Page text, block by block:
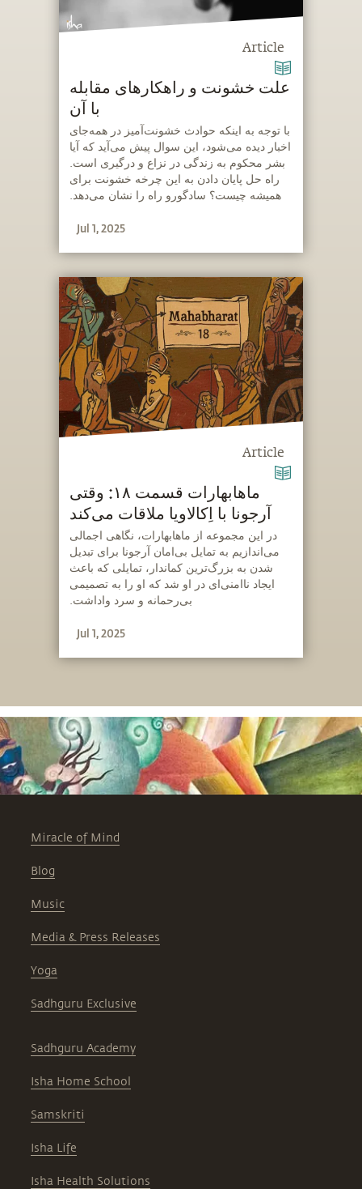
Article
علت خشونت و راهکارهای مقابله
با آن
‫با توجه به اینکه حوادث خشونت‌آمیز در همه‌جای
اخبار دیده می‌شود، این سوال پیش می‌آید که آیا
بشر محکوم به زندگی در نزاع و درگیری است.
راه حل پایان دادن به این چرخه خشونت برای
همیشه چیست؟ سادگورو راه را نشان می‌دهد.
Jul 1, 2025
Article
ماهابهارات قسمت ۱۸: وقتی
آرجونا با اِکالاویا ملاقات می‌کند
‫در این مجموعه از ماهابهارات، نگاهی اجمالی
می‌اندازیم به تمایل بی‌امان آرجونا برای تبدیل
شدن به بزرگ‌ترین کماندار، تمایلی که باعث
ایجاد ناامنی‌ای در او شد که او را به تصمیمی
بی‌رحمانه و سرد واداشت.
Jul 1, 2025
Miracle of Mind
Blog
Music
Media & Press Releases
Yoga
Sadhguru Exclusive
Sadhguru Academy
Isha Home School
Samskriti
Isha Life
Isha Health Solutions